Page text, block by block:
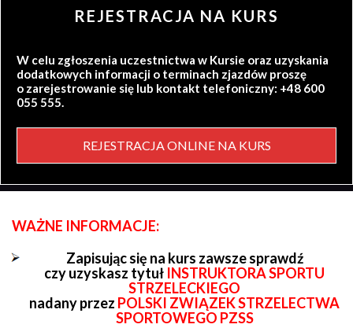
REJESTRACJA NA KURS
W celu zgłoszenia uczestnictwa w Kursie oraz uzyskania
dodatkowych informacji o terminach zjazdów proszę
o zarejestrowanie się lub kontakt telefoniczny: +48 600
055 555.
REJESTRACJA ONLINE NA KURS
WAŻNE INFORMACJE:
Zapisując się na kurs zawsze sprawdź
czy uzyskasz tytuł INSTRUKTORA SPORTU
STRZELECKIEGO
nadany przez POLSKI ZWIĄZEK STRZELECTWA
SPORTOWEGO PZSS